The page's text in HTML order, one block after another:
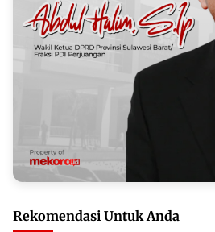
Rekomendasi Untuk Anda